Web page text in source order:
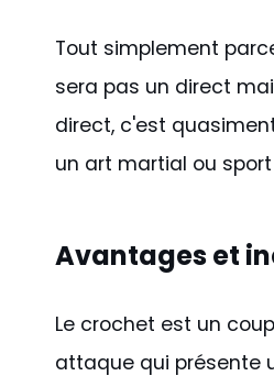
Tout simplement
sera pas un direct
direct, c'est
un art martial ou
Avantages et
Le crochet est un
attaque qui présente